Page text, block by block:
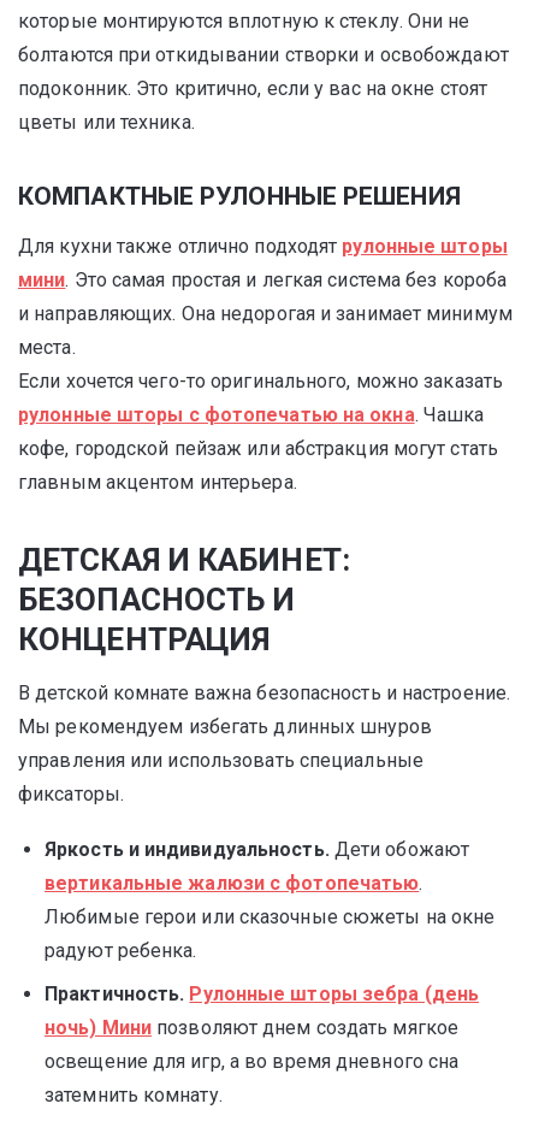
которые монтируются вплотную к стеклу. Они не
болтаются при откидывании створки и освобождают
подоконник. Это критично, если у вас на окне стоят
цветы или техника.
КОМПАКТНЫЕ РУЛОННЫЕ РЕШЕНИЯ
Для кухни также отлично подходят рулонные шторы
мини. Это самая простая и легкая система без короба
и направляющих. Она недорогая и занимает минимум
места.
Если хочется чего-то оригинального, можно заказать
рулонные шторы с фотопечатью на окна. Чашка
кофе, городской пейзаж или абстракция могут стать
главным акцентом интерьера.
ДЕТСКАЯ И КАБИНЕТ:
БЕЗОПАСНОСТЬ И
КОНЦЕНТРАЦИЯ
В детской комнате важна безопасность и настроение.
Мы рекомендуем избегать длинных шнуров
управления или использовать специальные
фиксаторы.
Яркость и индивидуальность.Дети обожают
вертикальные жалюзи с фотопечатью.
Любимые герои или сказочные сюжеты на окне
радуют ребенка.
Практичность. Рулонные шторы зебра (день
ночь) Мини позволяют днем создать мягкое
освещение для игр, а во время дневного сна
затемнить комнату.